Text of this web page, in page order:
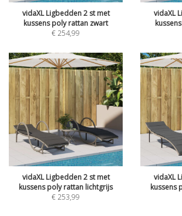
vidaXL Ligbedden 2 st met
kussens poly rattan zwart
€254,99
vidaXL
vidaXL Ligbedden 2 st met
kussens poly rattan lichtgrijs
€253,99
vidaXL
kussens